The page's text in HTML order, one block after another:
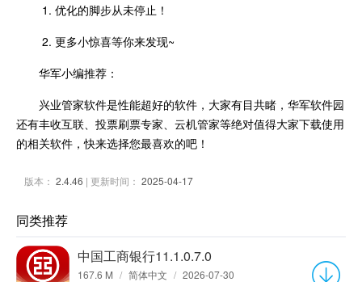
1. 优化的脚步从未停止！
2. 更多小惊喜等你来发现~
华军小编推荐：
兴业管家软件是性能超好的软件，大家有目共睹，华军软件园
还有丰收互联、投票刷票专家、云机管家等绝对值得大家下载使用
的相关软件，快来选择您最喜欢的吧！
版本： 2.4.46 | 更新时间： 2025-04-17
同类推荐
中国工商银行11.1.0.7.0
167.6 M / 简体中文 / 2026-07-30